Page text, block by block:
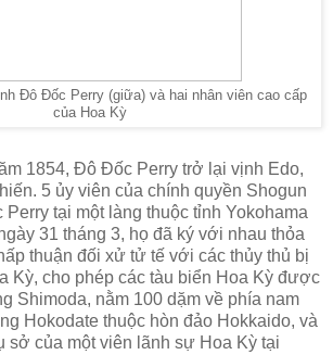
Đô Đốc Perry (giữa) và hai nhân viên cao cấp
của Hoa Kỳ
1854, Đô Đốc Perry trở lại vịnh Edo,
5 ủy viên của chính quyền Shogun
tại một làng thuộc tỉnh Yokohama
31 tháng 3, họ đã ký với nhau thỏa
thuận đối xử tử tế với các thủy thủ bị
Kỳ, cho phép các tàu biển Hoa Kỳ được
Shimoda, nằm 100 dặm về phía nam
Hokodate thuộc hòn đảo Hokkaido, và
sở của một viên lãnh sự Hoa Kỳ tại